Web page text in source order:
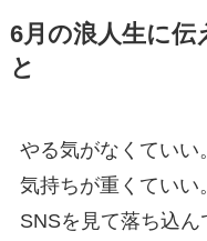
6月の浪人生に伝
と
やる気がなくていい。
気持ちが重くていい。
SNSを見て落ち込ん